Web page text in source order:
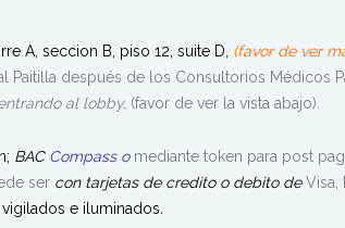
A, seccion B, piso 12, suite D, (favor de ver
Paitilla después de los Consultorios Médicos
al lobby, (favor de ver la vista abajo).
BAC Compass o mediante token para post
ser con tarjetas de credito o debito deVisa,
vigilados e iluminados.